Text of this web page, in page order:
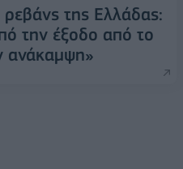
ρεβάνς της Ελλάδας:
την έξοδο από το
ανάκαμψη»